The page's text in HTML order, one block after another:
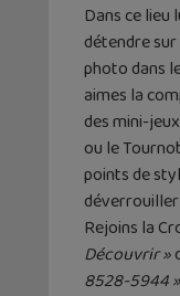
Dans ce
détendre
photo dans
aimes la
des mini-
ou le
points de
Rejoins la
Découvrir »
8528-5944 »